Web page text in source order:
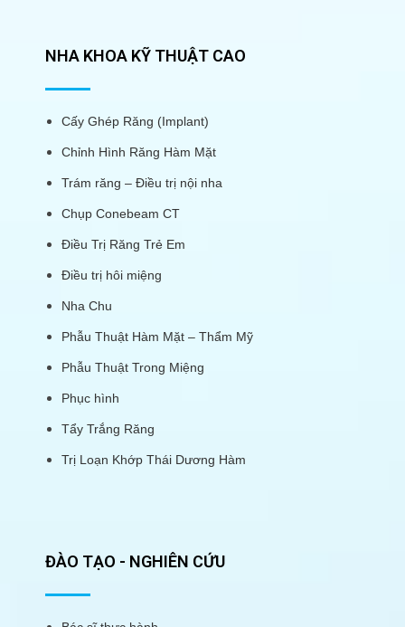
NHA KHOA KỸ THUẬT CAO
Cấy Ghép Răng (Implant)
Chỉnh Hình Răng Hàm Mặt
Trám răng – Điều trị nội nha
Chụp Conebeam CT
Điều Trị Răng Trẻ Em
Điều trị hôi miệng
Nha Chu
Phẫu Thuật Hàm Mặt – Thẩm Mỹ
Phẫu Thuật Trong Miệng
Phục hình
Tẩy Trắng Răng
Trị Loạn Khớp Thái Dương Hàm
ĐÀO TẠO - NGHIÊN CỨU